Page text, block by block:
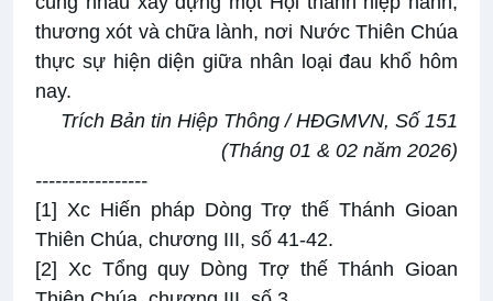
thương xót và chữa lành, nơi Nước Thiên Chúa
thực sự hiện diện giữa nhân loại đau khổ hôm
nay.
Trích Bản tin Hiệp Thông / HĐGMVN, Số 151
(Tháng 01 & 02 năm 2026)
-----------------
[1] Xc Hiến pháp Dòng Trợ thế Thánh Gioan
Thiên Chúa, chương III, số 41-42.
[2] Xc Tổng quy Dòng Trợ thế Thánh Gioan